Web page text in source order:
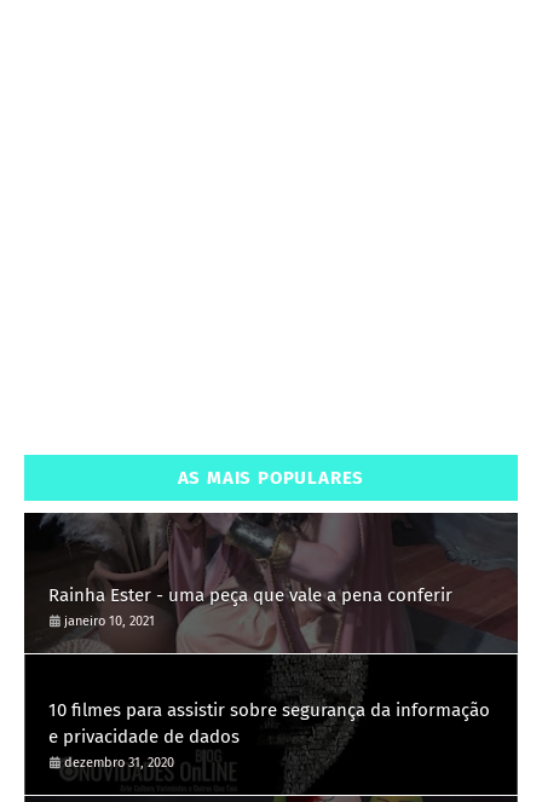
AS MAIS POPULARES
Rainha Ester - uma peça que vale a pena conferir
janeiro 10, 2021
10 filmes para assistir sobre segurança da informação
e privacidade de dados
dezembro 31, 2020